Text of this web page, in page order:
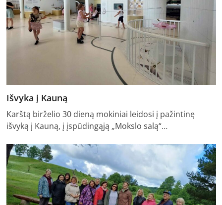
Išvyka į Kauną
Karštą birželio 30 dieną mokiniai leidosi į pažintinę
išvyką į Kauną, į įspūdingąją „Mokslo salą“…